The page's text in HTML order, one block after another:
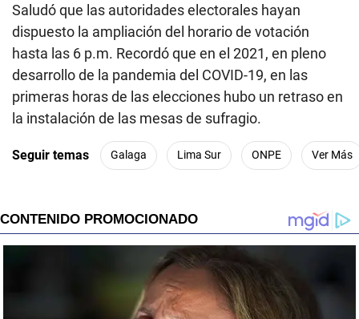
Saludó que las autoridades electorales hayan
dispuesto la ampliación del horario de votación
hasta las 6 p.m. Recordó que en el 2021, en pleno
desarrollo de la pandemia del COVID-19, en las
primeras horas de las elecciones hubo un retraso en
la instalación de las mesas de sufragio.
Seguir temas Galaga Lima Sur ONPE Ver Más